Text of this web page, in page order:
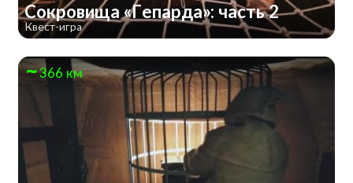
Сокровища «Гепарда»: часть 2
Квест-игра
366 км